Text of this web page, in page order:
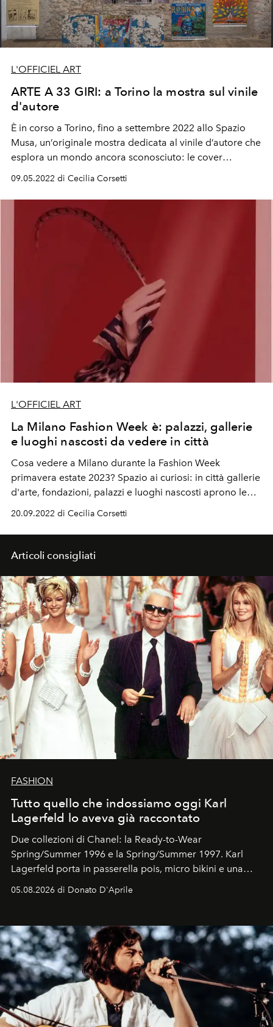
L'OFFICIEL ART
ARTE A 33 GIRI: a Torino la mostra sul vinile
d'autore
È in corso a Torino, fino a settembre 2022 allo Spazio
Musa, un’originale mostra dedicata al vinile d’autore che
esplora un mondo ancora sconosciuto: le cover
09.05.2022 di Cecilia Corsetti
L'OFFICIEL ART
La Milano Fashion Week è: palazzi, gallerie
e luoghi nascosti da vedere in città
Cosa vedere a Milano durante la Fashion Week
primavera estate 2023? Spazio ai curiosi: in città gallerie
d'arte, fondazioni, palazzi e luoghi nascosti aprono le
20.09.2022 di Cecilia Corsetti
Articoli consigliati
FASHION
Tutto quello che indossiamo oggi Karl
Lagerfeld lo aveva già raccontato
Due collezioni di Chanel: la Ready-to-Wear
Spring/Summer 1996 e la Spring/Summer 1997. Karl
Lagerfeld porta in passerella pois, micro bikini e una
Kate, Claudia e Carla una dietro l'altra. Trent'anni dopo,
uno dei documenti più contemporanei che abbiamo.
05.08.2026 di Donato D'Aprile